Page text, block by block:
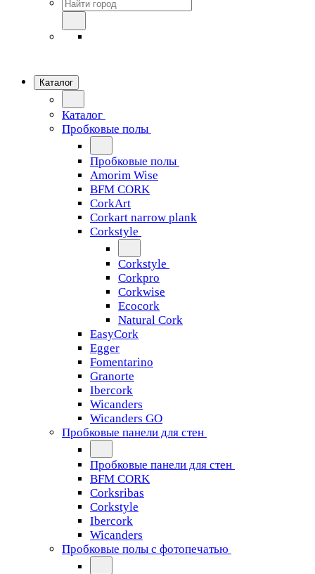
Каталог
Каталог
Пробковые полы
Пробковые полы
Amorim Wise
BFM CORK
CorkArt
Corkart narrow plank
Corkstyle
Corkstyle
Corkpro
Corkwise
Ecocork
Natural Cork
EasyCork
Egger
Fomentarino
Granorte
Ibercork
Wicanders
Wicanders GO
Пробковые панели для стен
Пробковые панели для стен
BFM CORK
Corksribas
Corkstyle
Ibercork
Wicanders
Пробковые полы с фотопечатью